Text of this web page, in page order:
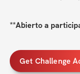
**Abierto a
Get Challenge